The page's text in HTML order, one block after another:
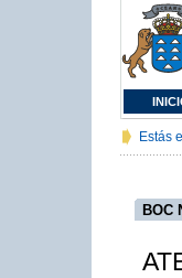
Estás
BOC